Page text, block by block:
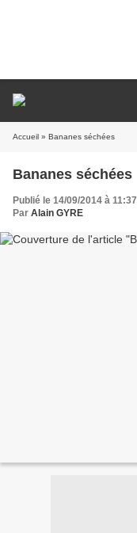
Accueil » Bananes séchées
Bananes séchées
Publié le 14/09/2014 à 11:37
Par Alain GYRE